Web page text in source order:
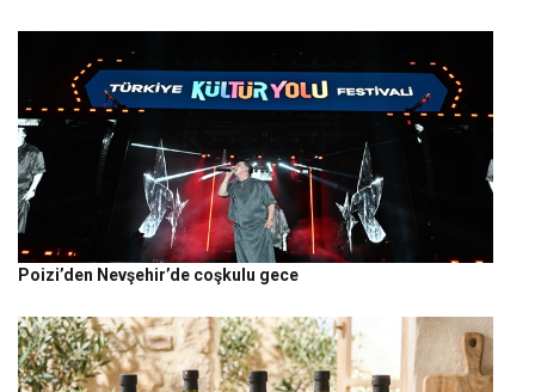
Poizi’den Nevşehir’de coşkulu gece